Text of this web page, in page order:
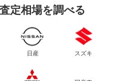
定相場を調べる
日産 スズキ